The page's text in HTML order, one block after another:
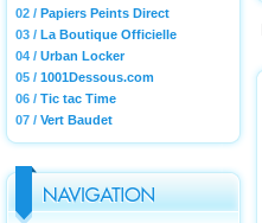
02 / Papiers Peints Direct
03 / La Boutique Officielle
04 / Urban Locker
05 / 1001Dessous.com
06 / Tic tac Time
07 / Vert Baudet